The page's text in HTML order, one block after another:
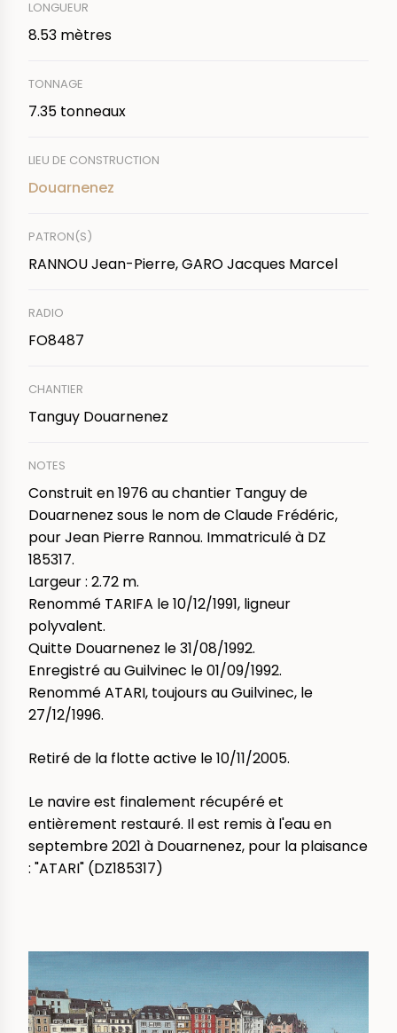
LONGUEUR
8.53 mètres
TONNAGE
7.35 tonneaux
LIEU DE CONSTRUCTION
Douarnenez
PATRON(S)
RANNOU Jean-Pierre, GARO Jacques Marcel
RADIO
FO8487
CHANTIER
Tanguy Douarnenez
NOTES
Construit en 1976 au chantier Tanguy de
Douarnenez sous le nom de Claude Frédéric,
pour Jean Pierre Rannou. Immatriculé à DZ
185317.
Largeur : 2.72 m.
Renommé TARIFA le 10/12/1991, ligneur
polyvalent.
Quitte Douarnenez le 31/08/1992.
Enregistré au Guilvinec le 01/09/1992.
Renommé ATARI, toujours au Guilvinec, le
27/12/1996.
Retiré de la flotte active le 10/11/2005.
Le navire est finalement récupéré et
entièrement restauré. Il est remis à l'eau en
septembre 2021 à Douarnenez, pour la plaisance
: "ATARI" (DZ185317)